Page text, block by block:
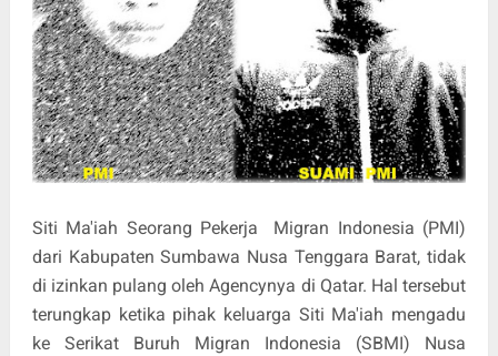
Siti Ma'iah Seorang Pekerja
Migran Indonesia (PMI)
dari Kabupaten Sumbawa Nusa Tenggara Barat, tidak
di izinkan pulang oleh Agencynya di Qatar. Hal tersebut
terungkap ketika pihak keluarga Siti Ma'iah mengadu
ke Serikat Buruh Migran Indonesia (SBMI) Nusa